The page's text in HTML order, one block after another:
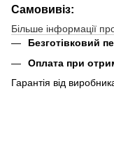
Самовивіз:
Більше інформації
Безготівковий
Оплата при
Гарантія від